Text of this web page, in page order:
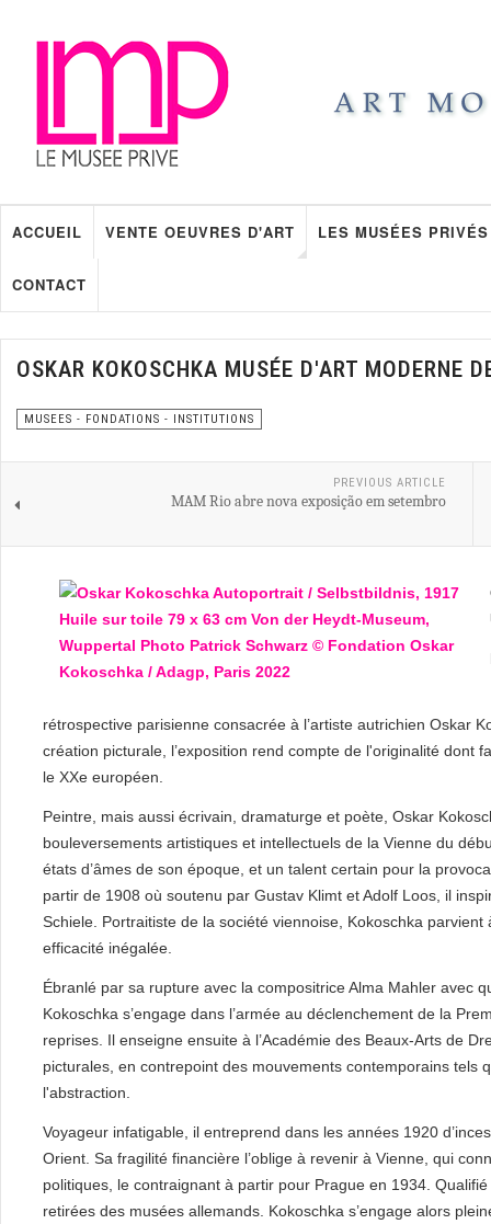
ACCUEIL VENTE OEUVRES D'ART LES MUSÉES PRIVÉS
CONTACT
OSKAR KOKOSCHKA MUSÉE D'ART MODERNE
MUSEES - FONDATIONS - INSTITUTIONS
PREVIOUS ARTICLE
MAM Rio abre nova exposição em setembro
rétrospective parisienne consacrée à l’artiste autrichien Oskar
création picturale, l’exposition rend compte de l'originalité dont
le XXe européen.
Peintre, mais aussi écrivain, dramaturge et poète, Oskar
bouleversements artistiques et intellectuels de la Vienne du
états d’âmes de son époque, et un talent certain pour la
partir de 1908 où soutenu par Gustav Klimt et Adolf Loos, il
Schiele. Portraitiste de la société viennoise, Kokoschka
efficacité inégalée.
Ébranlé par sa rupture avec la compositrice Alma Mahler avec
Kokoschka s’engage dans l’armée au déclenchement de la
reprises. Il enseigne ensuite à l’Académie des Beaux-Arts de
picturales, en contrepoint des mouvements contemporains tels
l'abstraction.
Voyageur infatigable, il entreprend dans les années 1920
Orient. Sa fragilité financière l’oblige à revenir à Vienne, qui
politiques, le contraignant à partir pour Prague en 1934.
retirées des musées allemands. Kokoschka s’engage alors